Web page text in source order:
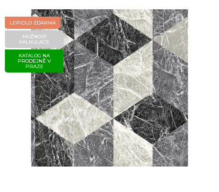
LEPIDLO ZDARMA
MOŽNOST
KALKULACE
KATALOG NA
PRODEJNĚ V
PRAZE